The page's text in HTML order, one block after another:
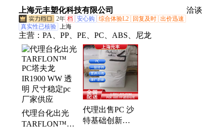
大量现货
碳酸酯 提供一
站式服务
上海元丰塑化科技有限公司 洽谈
2年 档 安心购 综合体验L2 回复及时 出价迅速
真实性已核验 上海
主营： PA、PP、PE、PC、ABS、尼龙
代理台化出光
TARFLON™
代理出售PC 沙
特基础创新